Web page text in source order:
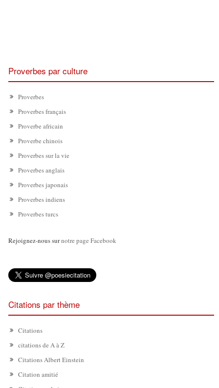
Proverbes par culture
Proverbes
Proverbes français
Proverbe africain
Proverbe chinois
Proverbes sur la vie
Proverbes anglais
Proverbes japonais
Proverbes indiens
Proverbes turcs
Rejoignez-nous surnotre page Facebook
Citations par thème
Citations
citations de A à Z
Citations Albert Einstein
Citation amitié